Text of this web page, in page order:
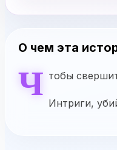
О чем эта
Ч тобы
Интриги,